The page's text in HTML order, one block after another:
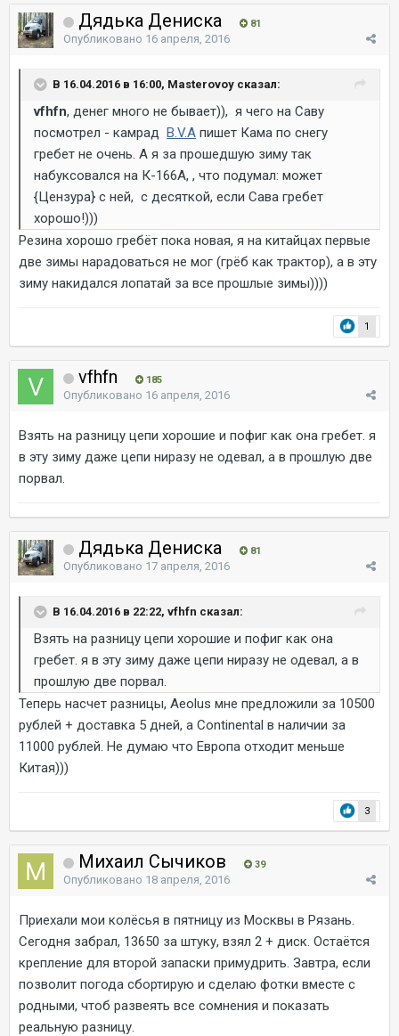
Дядька Дениска 81
Опубликовано 16 апреля, 2016
В 16.04.2016 в 16:00, Masterovoy сказал:
vfhfn, денег много не бывает)), я чего на Саву
посмотрел - камрад B.V.A пишет Кама по снегу
гребет не очень. А я за прошедшую зиму так
набуксовался на К-166А, , что подумал: может
{Цензура} с ней, с десяткой, если Сава гребет
хорошо!)))
Резина хорошо гребёт пока новая, я на китайцах первые
две зимы нарадоваться не мог (грёб как трактор), а в эту
зиму накидался лопатай за все прошлые зимы))))
1
vfhfn 185
Опубликовано 16 апреля, 2016
Взять на разницу цепи хорошие и пофиг как она гребет. я
в эту зиму даже цепи ниразу не одевал, а в прошлую две
порвал.
Дядька Дениска 81
Опубликовано 17 апреля, 2016
В 16.04.2016 в 22:22, vfhfn сказал:
Взять на разницу цепи хорошие и пофиг как она
гребет. я в эту зиму даже цепи ниразу не одевал, а в
прошлую две порвал.
Теперь насчет разницы, Aeolus мне предложили за 10500
рублей + доставка 5 дней, a Continental в наличии за
11000 рублей. Не думаю что Европа отходит меньше
Китая)))
3
Михаил Сычиков 39
Опубликовано 18 апреля, 2016
Приехали мои колёсья в пятницу из Москвы в Рязань.
Сегодня забрал, 13650 за штуку, взял 2 + диск. Остаётся
крепление для второй запаски примудрить. Завтра, если
позволит погода сбортирую и сделаю фотки вместе с
родными, чтоб развеять все сомнения и показать
реальную разницу.